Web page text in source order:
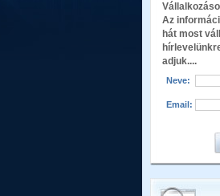
Az
hát most
adjuk....
Neve:
Email: